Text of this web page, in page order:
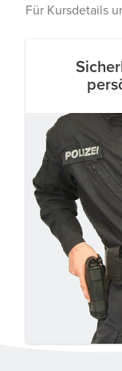
Für Kursdetails